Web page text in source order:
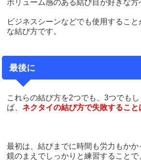
ボリューム感のある結び目が好きな方
ビジネスシーンなどでも使用するこ
な結び方です。
最後に
これらの結び方を2つでも、3つでも
ば、ネクタイの結び方で失敗すること
最初は、結びまでに時間も労力もかか
鏡のまえでしっかりと練習すること